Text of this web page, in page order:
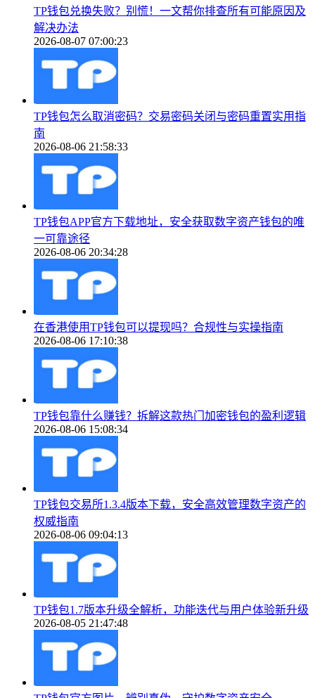
TP钱包兑换失败？别慌！一文帮你排查所有可能原因及
解决办法
2026-08-07 07:00:23
TP钱包怎么取消密码？交易密码关闭与密码重置实用指
南
2026-08-06 21:58:33
TP钱包APP官方下载地址，安全获取数字资产钱包的唯
一可靠途径
2026-08-06 20:34:28
在香港使用TP钱包可以提现吗？合规性与实操指南
2026-08-06 17:10:38
TP钱包靠什么赚钱？拆解这款热门加密钱包的盈利逻辑
2026-08-06 15:08:34
TP钱包交易所1.3.4版本下载，安全高效管理数字资产的
权威指南
2026-08-06 09:04:13
TP钱包1.7版本升级全解析，功能迭代与用户体验新升级
2026-08-05 21:47:48